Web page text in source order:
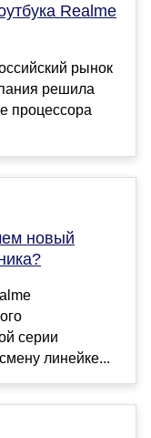
Realme
рынок
решила
процессора
новый
серии
линейке...